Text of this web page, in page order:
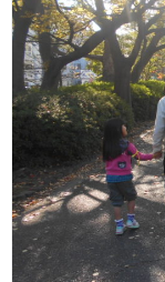
移
動